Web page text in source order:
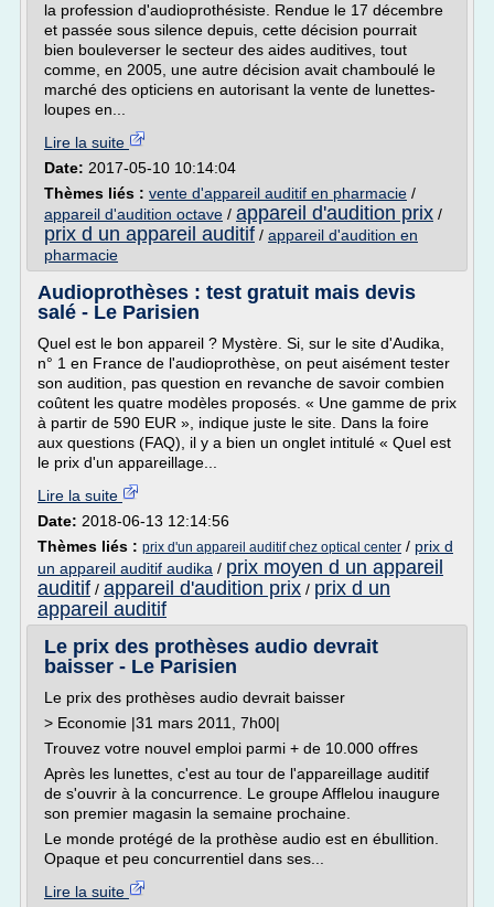
la profession d'audioprothésiste. Rendue le 17 décembre
et passée sous silence depuis, cette décision pourrait
bien bouleverser le secteur des aides auditives, tout
comme, en 2005, une autre décision avait chamboulé le
marché des opticiens en autorisant la vente de lunettes-
loupes en...
Lire la suite
Date: 2017-05-10 10:14:04
Thèmes liés : vente d'appareil auditif en pharmacie /
appareil d'audition octave / appareil d'audition prix /
prix d un appareil auditif / appareil d'audition en
pharmacie
Audioprothèses : test gratuit mais devis
salé - Le Parisien
Quel est le bon appareil ? Mystère. Si, sur le site d'Audika,
n° 1 en France de l'audioprothèse, on peut aisément tester
son audition, pas question en revanche de savoir combien
coûtent les quatre modèles proposés. « Une gamme de prix
à partir de 590 EUR », indique juste le site. Dans la foire
aux questions (FAQ), il y a bien un onglet intitulé « Quel est
le prix d'un appareillage...
Lire la suite
Date: 2018-06-13 12:14:56
Thèmes liés : prix d'un appareil auditif chez optical center / prix d
un appareil auditif audika / prix moyen d un appareil
auditif / appareil d'audition prix / prix d un
appareil auditif
Le prix des prothèses audio devrait
baisser - Le Parisien
Le prix des prothèses audio devrait baisser
> Economie |31 mars 2011, 7h00|
Trouvez votre nouvel emploi parmi + de 10.000 offres
Après les lunettes, c'est au tour de l'appareillage auditif
de s'ouvrir à la concurrence. Le groupe Afflelou inaugure
son premier magasin la semaine prochaine.
Le monde protégé de la prothèse audio est en ébullition.
Opaque et peu concurrentiel dans ses...
Lire la suite